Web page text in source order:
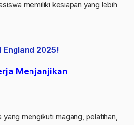
memiliki kesiapan yang lebih
England 2025!
Menjanjikan
yang mengikuti magang, pelatihan,